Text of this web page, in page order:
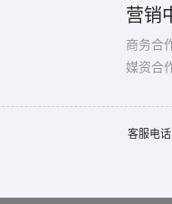
营销
商务合
媒资合
客服电